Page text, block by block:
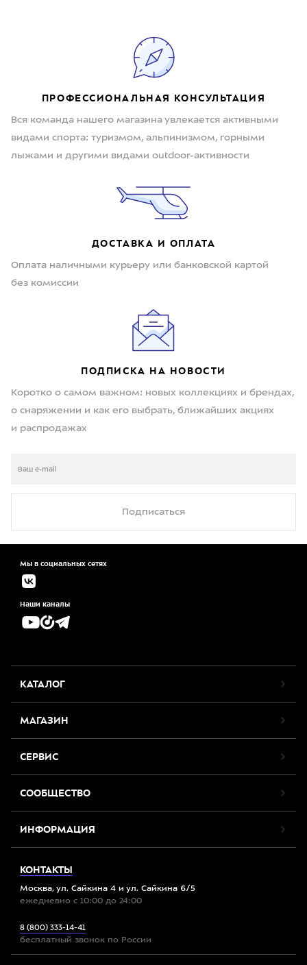
ПРОФЕССИОНАЛЬНАЯ КОНСУЛЬТАЦИЯ
Вся команда нашего магазина увлекается активными
видами спорта: туризмом, альпинизмом, горными
лыжами и другими видами outdoor-активности
ДОСТАВКА И ОПЛАТА
Оплата наличными курьеру или банковской картой
без комиссии
ПОДПИСКА НА НОВОСТИ
Коротко о самом важном: новых коллекциях и брендах,
о снаряжении и как его выбрать, ближайших акциях
и распродажах
Подписаться
Мы в социальных сетях
Наши каналы
КАТАЛОГ
МАГАЗИН
СЕРВИС
СООБЩЕСТВО
ИНФОРМАЦИЯ
КОНТАКТЫ
Москва, ул. Сайкина 4 и ул. Сайкина 6/5
ежедневно с 10:00 до 24:00
8 (800) 333-14-41
бесплатный звонок по России